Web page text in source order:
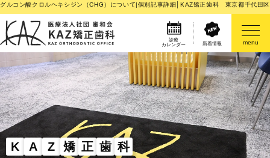
グルコン酸クロルヘキシジン（CHG）について|個別記事詳細│KAZ矯正歯科 東京都千代田
診療
カレンダー
新着情報 menu
K A Z 矯 正 歯 科
医院案内
矯正歯科治療のご案内
矯正装置のご紹介